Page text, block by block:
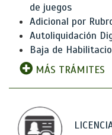
de juegos
Adicional por
Autoliquidación
Baja de
MÁS TRÁMITES